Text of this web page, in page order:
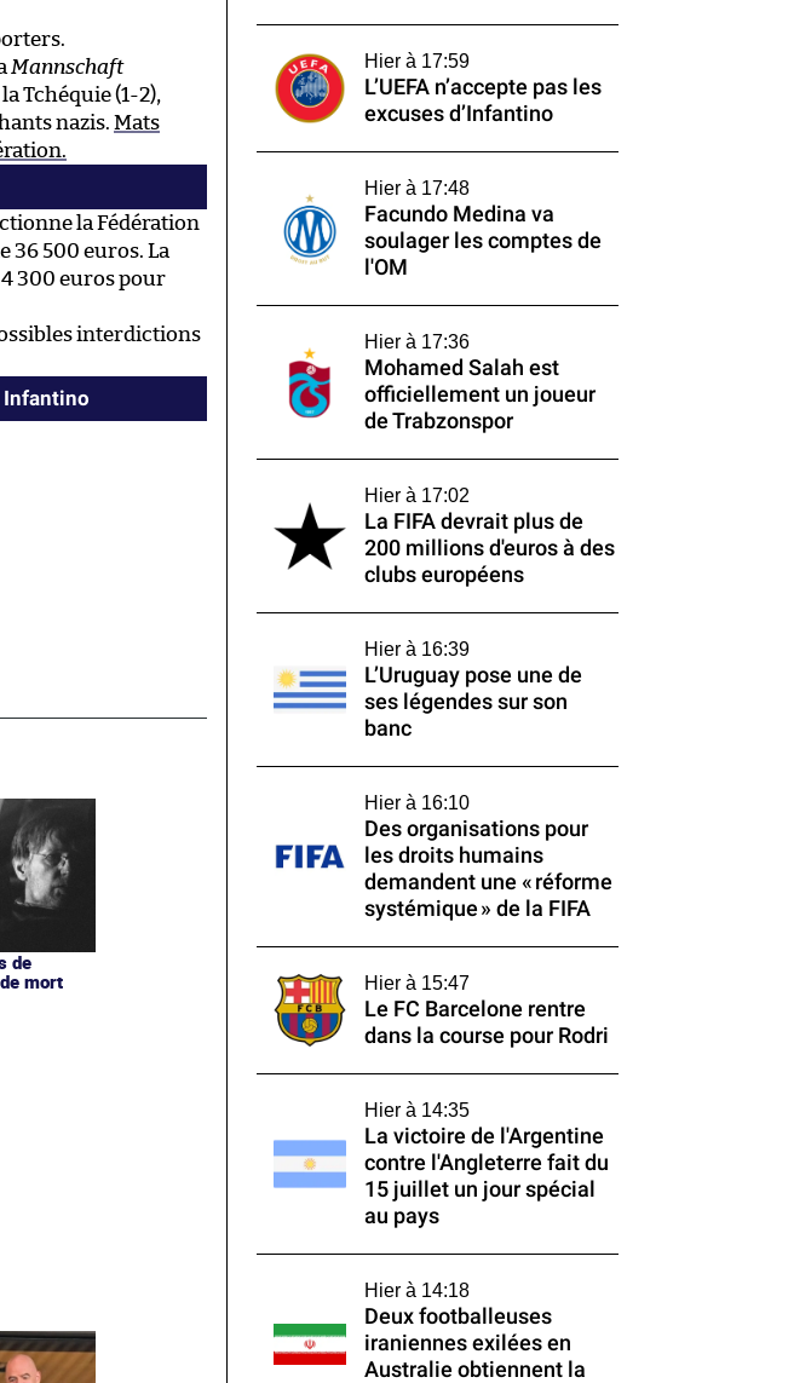
Mannschaft
Tchéquie (1-2),
nazis. Mats
la Fédération
36 500 euros. La
4 300 euros pour
interdictions
Infantino
de
mort
Hier à 17:59
L’UEFA n’accepte pas les
excuses d’Infantino
Hier à 17:48
Facundo Medina va
soulager les comptes de
l'OM
Hier à 17:36
Mohamed Salah est
officiellement un joueur
de Trabzonspor
Hier à 17:02
La FIFA devrait plus de
200 millions d'euros à des
clubs européens
Hier à 16:39
L’Uruguay pose une de
ses légendes sur son
banc
Hier à 16:10
Des organisations pour
les droits humains
demandent une « réforme
systémique » de la FIFA
Hier à 15:47
Le FC Barcelone rentre
dans la course pour Rodri
Hier à 14:35
La victoire de l'Argentine
contre l'Angleterre fait du
15 juillet un jour spécial
au pays
Hier à 14:18
Deux footballeuses
iraniennes exilées en
Australie obtiennent la